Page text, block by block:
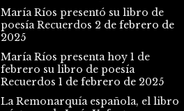
María Ríos presentó su libro de
poesía Recuerdos 2 de febrero de
2025
María Ríos presenta hoy 1 de
febrero su libro de poesía
Recuerdos 1 de febrero de 2025
La Remonarquía española, el libro